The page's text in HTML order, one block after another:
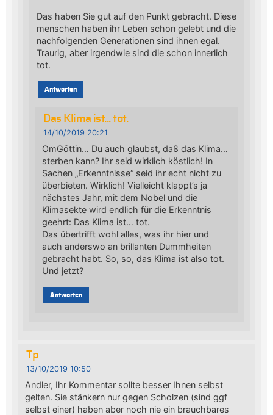
Das haben Sie gut auf den Punkt gebracht. Diese
menschen haben ihr Leben schon gelebt und die
nachfolgenden Generationen sind ihnen egal.
Traurig, aber irgendwie sind die schon innerlich
tot.
Antworten
Das Klima ist... tot.
14/10/2019 20:21
OmGöttin… Du auch glaubst, daß das Klima…
sterben kann? Ihr seid wirklich köstlich! In
Sachen „Erkenntnisse“ seid ihr echt nicht zu
überbieten. Wirklich! Vielleicht klappt’s ja
nächstes Jahr, mit dem Nobel und die
Klimasekte wird endlich für die Erkenntnis
geehrt: Das Klima ist… tot.
Das übertrifft wohl alles, was ihr hier und
auch anderswo an brillanten Dummheiten
gebracht habt. So, so, das Klima ist also tot.
Und jetzt?
Antworten
Tp
13/10/2019 10:50
Andler, Ihr Kommentar sollte besser Ihnen selbst
gelten. Sie stänkern nur gegen Scholzen (sind ggf
selbst einer) haben aber noch nie ein brauchbares